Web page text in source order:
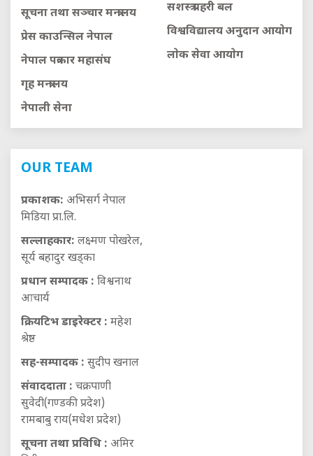
सूचना तथा सञ्चार मन्त्रालय
प्रेस काउन्सिल नेपाल
नेपाल पत्रकार महासंघ
गृह मन्त्रालय
नेपाली सेना
सशस्त्र प्रहरी बल
विश्वविद्यालय अनुदान आयाेग
लाेक सेवा आयाेग
OUR TEAM
प्रकाशक: अभिसर्ग नेपाल
मिडिया प्रा.लि.
सल्लाहकार: लक्ष्मण पोखरेल,
सूर्य बहादुर खड्का
प्रधान सम्पादक : विश्वनाथ
आचार्य
क्रियटिभ डाइरेक्टर : महेश
श्रेष्ठ
सह-सम्पादक : सुदीप खनाल
संवाददाता : चक्रपाणी
सुवेदी(गण्डकी प्रदेश)
रामबाबु राय(मधेश प्रदेश)
सूचना तथा प्रविधि : अमिर